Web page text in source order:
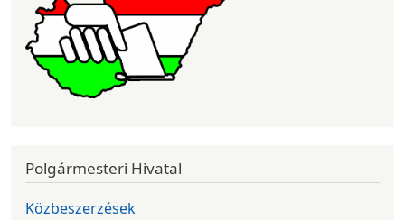
Polgármesteri Hivatal
Közbeszerzések